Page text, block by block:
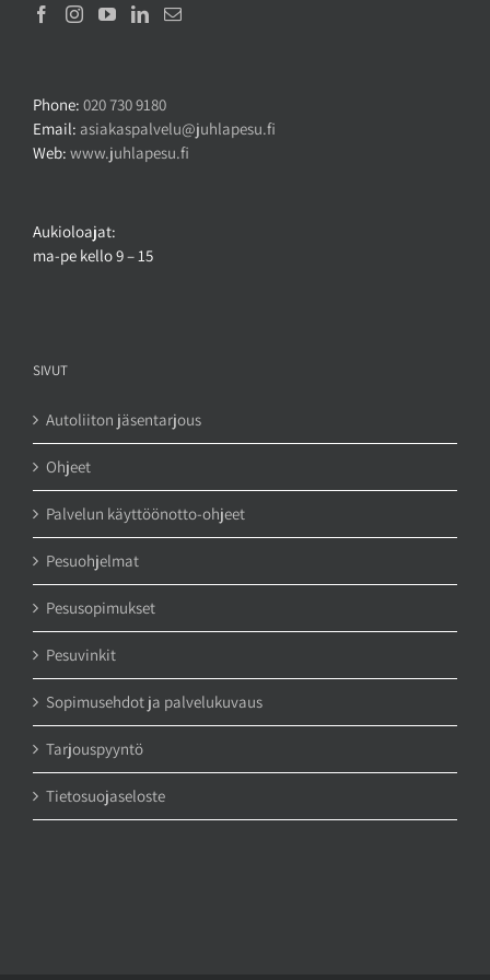
Phone: 020 730 9180
Email: asiakaspalvelu@juhlapesu.fi
Web: www.juhlapesu.fi
Aukioloajat:
ma-pe kello 9 – 15
SIVUT
Autoliiton jäsentarjous
Ohjeet
Palvelun käyttöönotto-ohjeet
Pesuohjelmat
Pesusopimukset
Pesuvinkit
Sopimusehdot ja palvelukuvaus
Tarjouspyyntö
Tietosuojaseloste